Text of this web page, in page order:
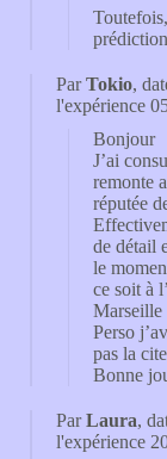
ParTokio,
l'expérience
Bonjour
J’ai
remonte
réputée
de détail
le
ce soit à
Marseille
Perso
pas la
Bonne
ParLaura,
l'expérience